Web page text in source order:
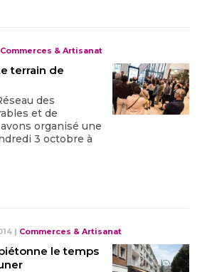
Commerces & Artisanat
terrain de
des
et de
organisé une
3 octobre à
| Commerces & Artisanat
le temps